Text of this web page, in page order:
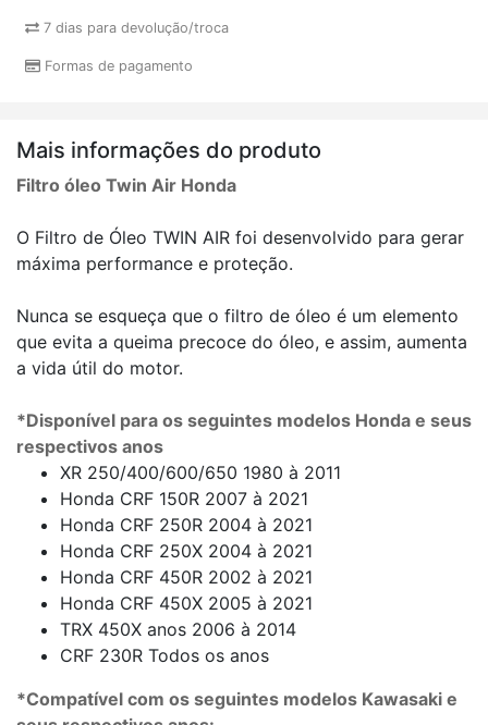
7 dias para devolução/troca
Formas de pagamento
Mais informações do produto
Filtro óleo Twin Air Honda
O Filtro de Óleo TWIN AIR foi desenvolvido para gerar
máxima performance e proteção.
Nunca se esqueça que o filtro de óleo é um elemento
que evita a queima precoce do óleo, e assim, aumenta
a vida útil do motor.
*Disponível para os seguintes modelos Honda e seus
respectivos anos
XR 250/400/600/650 1980 à 2011
Honda CRF 150R 2007 à 2021
Honda CRF 250R 2004 à 2021
Honda CRF 250X 2004 à 2021
Honda CRF 450R 2002 à 2021
Honda CRF 450X 2005 à 2021
TRX 450X anos 2006 à 2014
CRF 230R Todos os anos
*Compatível com os seguintes modelos Kawasaki e